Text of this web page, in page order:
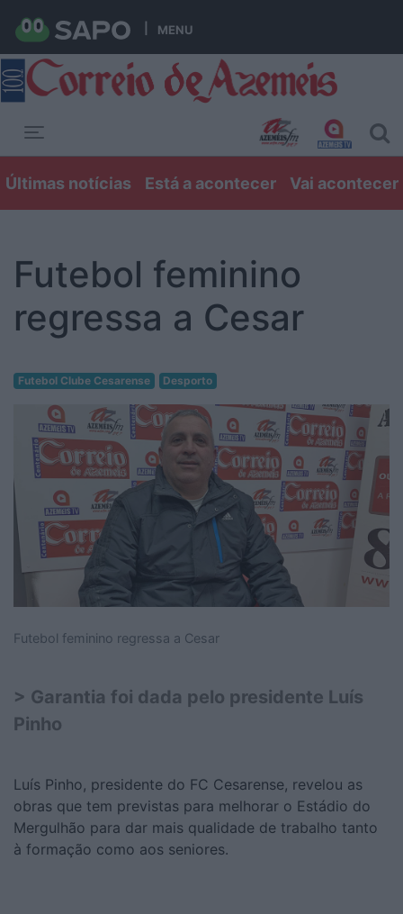
MENU
Últimas notícias Está a acontecer Vai acontecer
Futebol feminino
regressa a Cesar
Futebol Clube Cesarense Desporto
Futebol feminino regressa a Cesar
> Garantia foi dada pelo presidente Luís
Pinho
Luís Pinho, presidente do FC Cesarense, revelou as
obras que tem previstas para melhorar o Estádio do
Mergulhão para dar mais qualidade de trabalho tanto
à formação como aos seniores.